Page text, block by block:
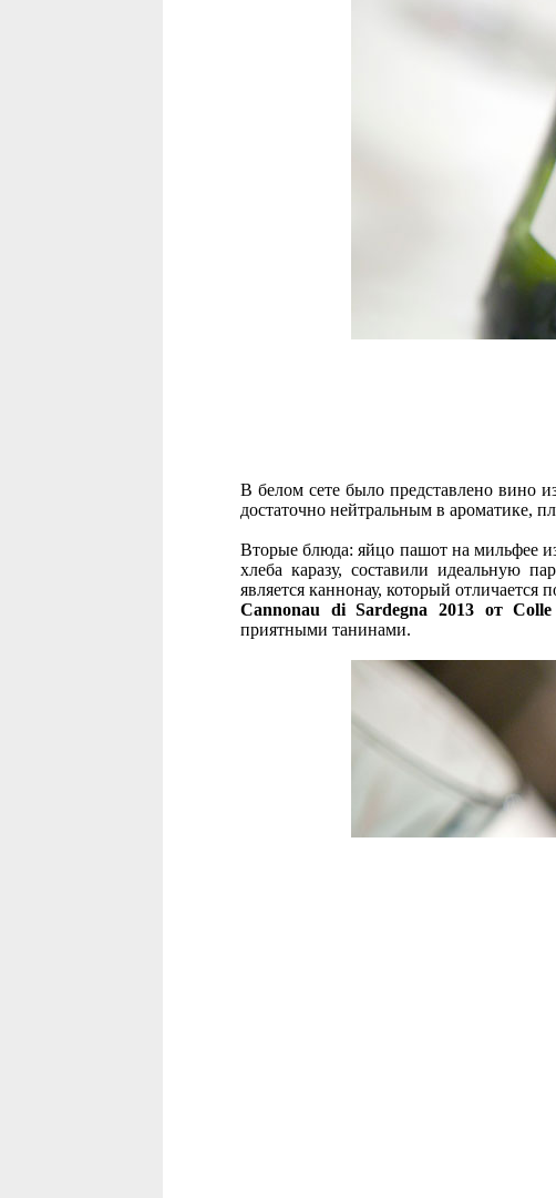
В белом сете было представлено вино
достаточно нейтральным в ароматике,
Вторые блюда: яйцо пашот на мильфее
хлеба каразу, составили идеальную
является каннонау, который
Cannonau di Sardegna 2013 от
приятными танинами.